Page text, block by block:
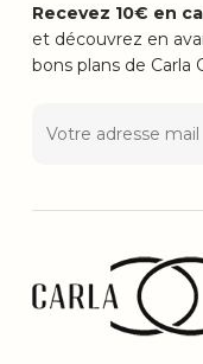
Recevez 10€ en
et découvrez en
bons plans de Carla